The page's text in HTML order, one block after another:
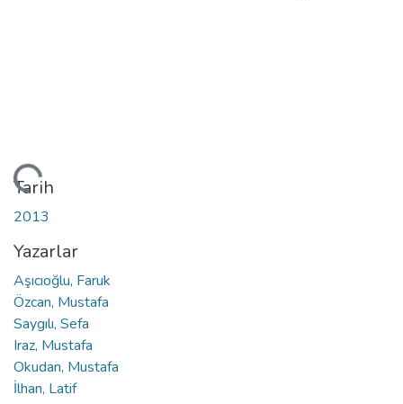
Tarih
2013
Yazarlar
Aşıcıoğlu, Faruk
Özcan, Mustafa
Saygılı, Sefa
Iraz, Mustafa
Okudan, Mustafa
İlhan, Latif